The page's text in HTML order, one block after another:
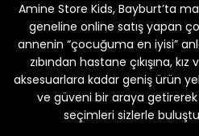
Amine Store Kids, Bayburt’ta
geneline online satış yapan
annenin “çocuğuma en iyisi”
zıbından hastane çıkışına,
aksesuarlara kadar geniş ürün
ve güveni bir araya
seçimleri sizlerle